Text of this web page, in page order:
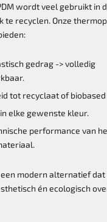
wordt veel gebruikt in
te ­recyclen. Onze
gedrag -> volledig
tot recyclaat of
elke gewenste kleur.
performance van
modern alternatief
én ­ecologisch